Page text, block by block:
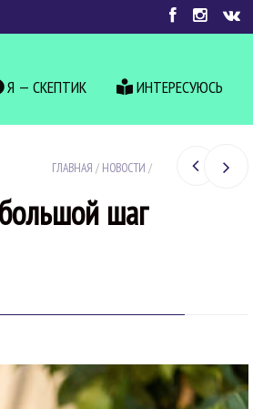
Я — СКЕПТИК ИНТЕРЕСУЮСЬ
ГЛАВНАЯ / НОВОСТИ /
шаг